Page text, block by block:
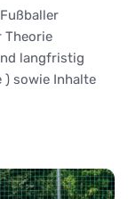
Theorie
langfristig
sowie Inhalte